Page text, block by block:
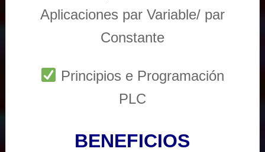
Aplicaciones par Variable/ par
Constante
Principios e Programación
PLC
BENEFICIOS